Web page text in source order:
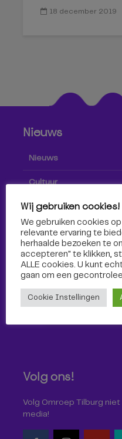
18 december 2019
Nieuws
Nieuws
Cultuur
Sport
Volg ons!
Volg Omroep Tilburg niet
media!
Wij gebruiken cookies!
We gebruiken cookies
relevante ervaring te
herhaalde bezoeken te
accepteren" te klikken,
ALLE cookies. U kunt
gaan om een
Cookie Instellingen